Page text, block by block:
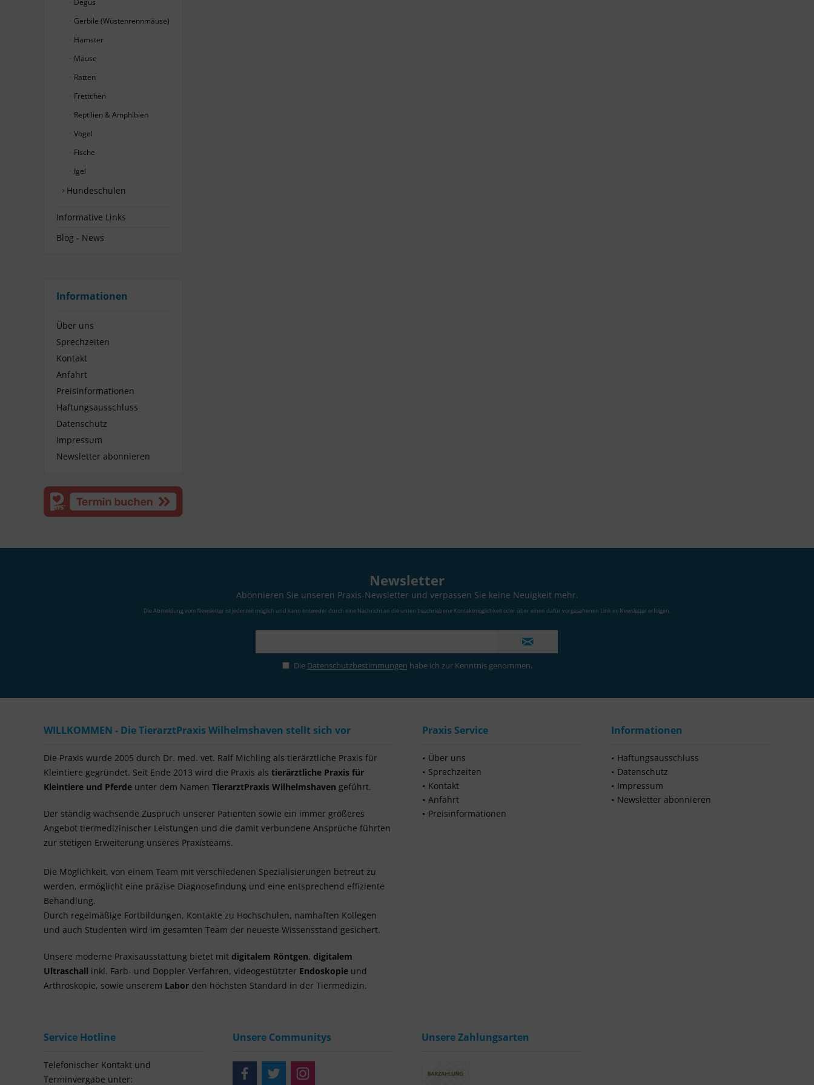
Degus
Gerbile (Wüstenrennmäuse)
Hamster
Mäuse
Ratten
Frettchen
Reptilien & Amphibien
Vögel
Fische
Igel
Hundeschulen
Informative Links
Blog - News
Informationen
Über uns
Sprechzeiten
Kontakt
Anfahrt
Preisinformationen
Haftungsausschluss
Datenschutz
Impressum
Newsletter abonnieren
Newsletter
Abonnieren Sie unseren Praxis-Newsletter und verpassen Sie keine Neuigkeit mehr.
Die Abmeldung vom Newsletter ist jederzeit möglich und kann entweder durch eine Nachricht an die unten beschriebene Kontaktmöglichkeit oder über einen dafür vorgesehenen Link im Newsletter erfolgen.
Die Datenschutzbestimmungen habe ich zur Kenntnis genommen.
WILLKOMMEN - Die TierarztPraxis Wilhelmshaven stellt sich vor
Die Praxis wurde 2005 durch Dr. med. vet. Ralf Michling als tierärztliche Praxis für
Kleintiere gegründet. Seit Ende 2013 wird die Praxis als tierärztliche Praxis für
Kleintiere und Pferde unter dem Namen TierarztPraxis Wilhelmshaven geführt.
Der ständig wachsende Zuspruch unserer Patienten sowie ein immer größeres
Angebot tiermedizinischer Leistungen und die damit verbundene Ansprüche führten
zur stetigen Erweiterung unseres Praxisteams.
Die Möglichkeit, von einem Team mit verschiedenen Spezialisierungen betreut zu
werden, ermöglicht eine präzise Diagnosefindung und eine entsprechend effiziente
Behandlung.
Durch regelmäßige Fortbildungen, Kontakte zu Hochschulen, namhaften Kollegen
und auch Studenten wird im gesamten Team der neueste Wissensstand gesichert.
Unsere moderne Praxisausstattung bietet mit digitalem Röntgen, digitalem
Ultraschall inkl. Farb- und Doppler-Verfahren, videogestützter Endoskopie und
Arthroskopie, sowie unserem Labor den höchsten Standard in der Tiermedizin.
Praxis Service
Über uns
Sprechzeiten
Kontakt
Anfahrt
Preisinformationen
Informationen
Haftungsausschluss
Datenschutz
Impressum
Newsletter abonnieren
Service Hotline
Telefonischer Kontakt und
Terminvergabe unter:
Unsere Communitys Unsere Zahlungsarten